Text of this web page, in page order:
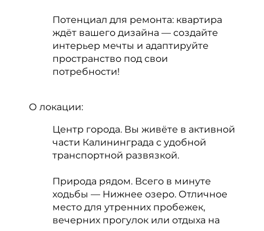
Потенциал для ремонта: квартира
ждёт вашего дизайна — создайте
интерьер мечты и адаптируйте
пространство под свои
потребности!
О локации:
Центр города. Вы живёте в активной
части Калининграда с удобной
транспортной развязкой.
Природа рядом. Всего в минуте
ходьбы — Нижнее озеро. Отличное
место для утренних пробежек,
вечерних прогулок или отдыха на